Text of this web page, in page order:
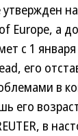
Europe, а
с 1
его
в
его
в